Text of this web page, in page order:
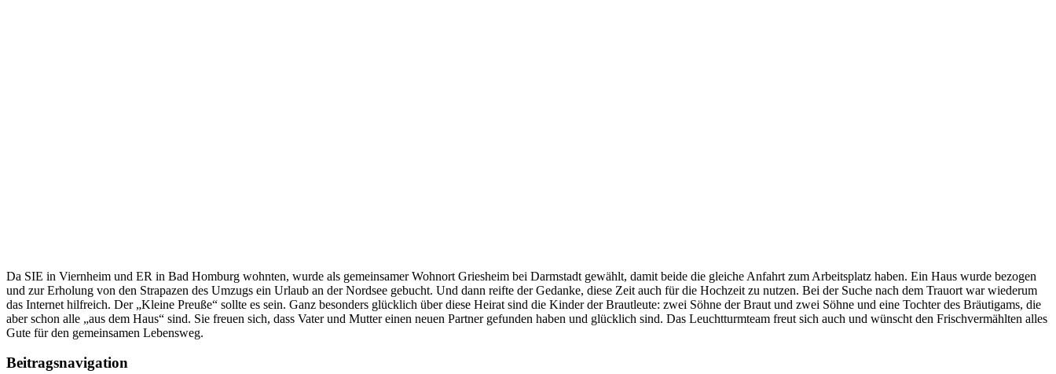
Da SIE in Viernheim und ER in Bad Homburg wohnten, wurde als gemeinsamer Wohnort Griesheim bei Darmstadt gewählt, damit beide die gleiche Anfahrt zum Arbeitsplatz haben. Ein Haus wurde bezogen
und zur Erholung von den Strapazen des Umzugs ein Urlaub an der Nordsee gebucht. Und dann reifte der Gedanke, diese Zeit auch für die Hochzeit zu nutzen. Bei der Suche nach dem Trauort war wiederum
das Internet hilfreich. Der „Kleine Preuße“ sollte es sein. Ganz besonders glücklich über diese Heirat sind die Kinder der Brautleute: zwei Söhne der Braut und zwei Söhne und eine Tochter des Bräutigams, die
aber schon alle „aus dem Haus“ sind. Sie freuen sich, dass Vater und Mutter einen neuen Partner gefunden haben und glücklich sind. Das Leuchtturmteam freut sich auch und wünscht den Frischvermählten alles
Gute für den gemeinsamen Lebensweg.
Beitragsnavigation